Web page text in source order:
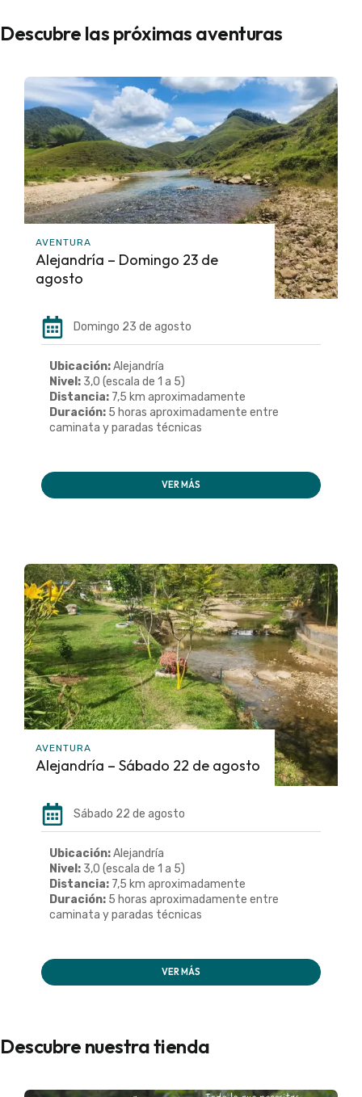
Descubre las próximas aventuras
AVENTURA
Alejandría – Domingo 23 de
agosto
Domingo 23 de agosto
Ubicación:Alejandría
Nivel: 3,0 (escala de 1 a 5)
Distancia: 7,5 km aproximadamente
Duración: 5 horas aproximadamente entre
caminata y paradas técnicas
VER MÁS
AVENTURA
Alejandría – Sábado 22 de agosto
Sábado 22 de agosto
Ubicación:Alejandría
Nivel: 3,0 (escala de 1 a 5)
Distancia: 7,5 km aproximadamente
Duración: 5 horas aproximadamente entre
caminata y paradas técnicas
VER MÁS
Descubre nuestra tienda